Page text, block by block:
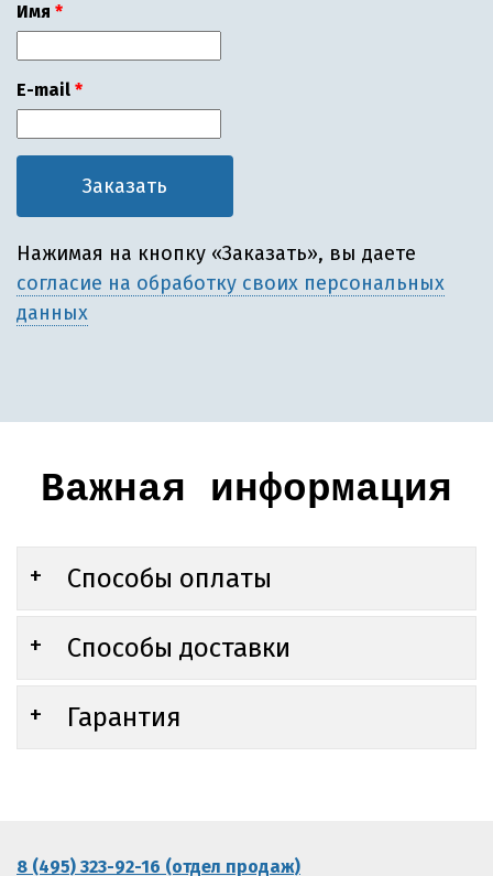
Имя
E-mail
Нажимая на кнопку «Заказать», вы даете
согласие на обработку своих персональных
данных
Важная информация
Способы оплаты
Способы доставки
Гарантия
8 (495) 323-92-16 (отдел продаж)